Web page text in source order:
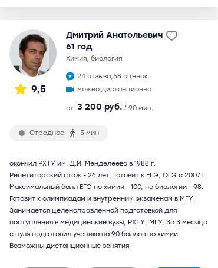
9,5
Дмитрий Анатольевич
61 год
химия, биология
24 отзыва,58 оценок
можно дистанционно
от 3 200 руб. / 90 мин.
Отрадное 5 мин
окончил РХТУ им. Д.И. Менделеева в 1988 г.
Репетиторский стаж - 26 лет. Готовит к ЕГЭ, ОГЭ с 2007 г.
Максимальный балл ЕГЭ по химии - 100, по биологии - 98.
Готовит к олимпиадам и внутренним экзаменам в МГУ.
Занимается целенаправленной подготовкой для
поступления в медицинские вузы, РХТУ, МГУ. За 3 месяца
с нуля подготовил ученика на 90 баллов по химии.
Возможны дистанционные занятия